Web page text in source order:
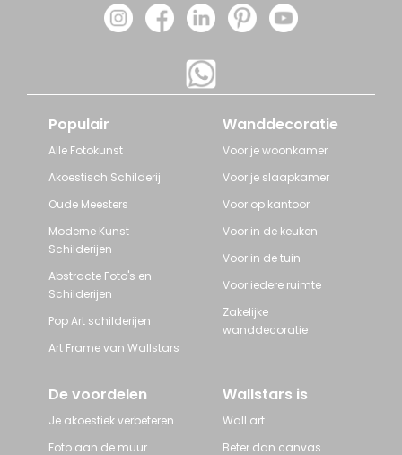
Populair
Alle Fotokunst
Akoestisch Schilderij
Oude Meesters
Moderne Kunst
Schilderijen
Abstracte Foto's en
Schilderijen
Pop Art schilderijen
Art Frame van Wallstars
Wanddecoratie
Voor je woonkamer
Voor je slaapkamer
Voor op kantoor
Voor in de keuken
Voor in de tuin
Voor iedere ruimte
Zakelijke
wanddecoratie
De voordelen
Je akoestiek verbeteren
Foto aan de muur
Wallstars is
Wall art
Beter dan canvas